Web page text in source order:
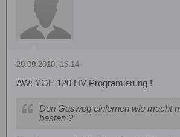
29.09.2010, 16:14
AW: YGE 120 HV Programierung !
Den Gasweg einlernen wie macht
besten ?